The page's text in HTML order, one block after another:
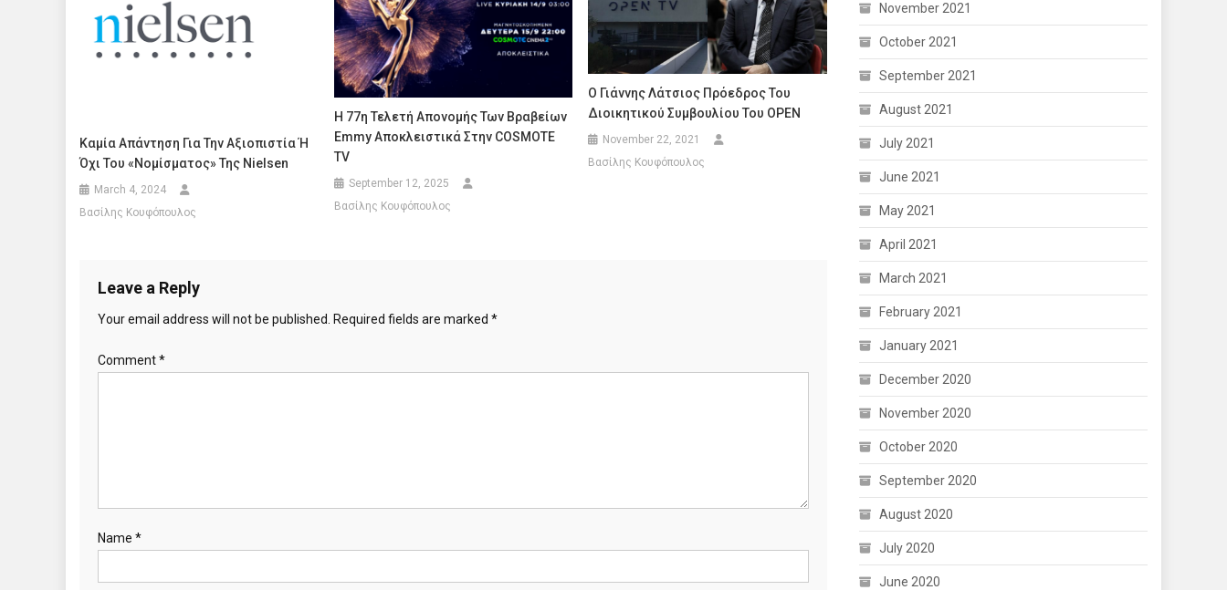
Καμία Απάντηση Για Την Αξιοπιστία Ή
Όχι Του «νομίσματος» Της Nielsen
March 4, 2024
Βασίλης Κουφόπουλος
H 77η Τελετή Απονομής Των Βραβείων
Emmy Αποκλειστικά Στην COSMOTE
TV
September 12, 2025
Βασίλης Κουφόπουλος
Ο Γιάννης Λάτσιος Πρόεδρος Του
Διοικητικού Συμβουλίου Του OPEN
November 22, 2021
Βασίλης Κουφόπουλος
Leave a Reply
Your email address will not be published. Required fields are marked *
Comment*
Name *
November 2021
October 2021
September 2021
August 2021
July 2021
June 2021
May 2021
April 2021
March 2021
February 2021
January 2021
December 2020
November 2020
October 2020
September 2020
August 2020
July 2020
June 2020